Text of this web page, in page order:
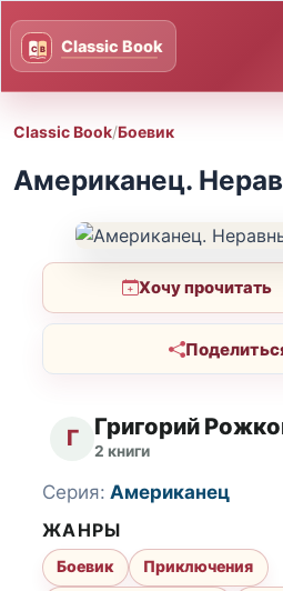
Classic Book/Боевик
Американец.
Хочу прочитать
Г Григорий
2 книги
Серия: Американец
ЖАНРЫ
Боевик
Приключения